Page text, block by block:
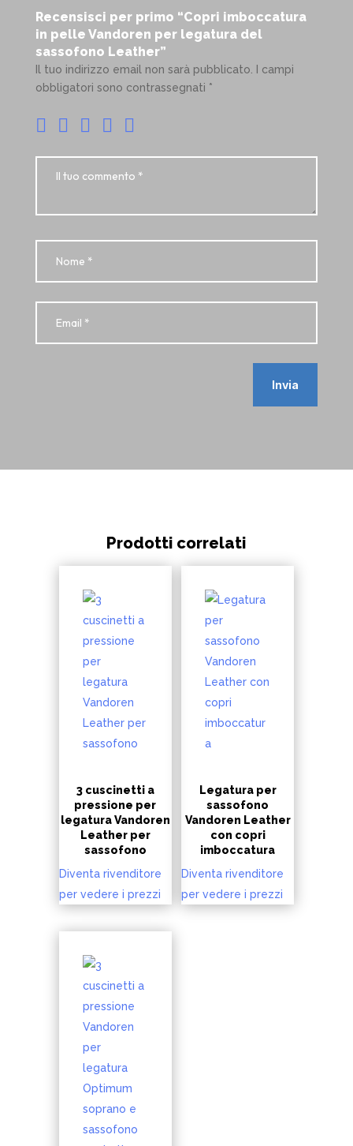
Recensisci per primo “Copri imboccatura
in pelle Vandoren per legatura del
sassofono Leather”
Il tuo indirizzo email non sarà pubblicato.
I campi
obbligatori sono contrassegnati *
Invia
Prodotti correlati
3 cuscinetti a
pressione per
legatura Vandoren
Leather per
sassofono
Diventa rivenditore
per vedere i prezzi
Legatura per
sassofono
Vandoren Leather
con copri
imboccatura
Diventa rivenditore
per vedere i prezzi